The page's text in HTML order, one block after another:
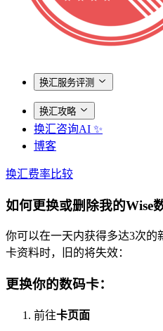
换汇服务评测
换汇攻略
换汇咨询AI ✨
博客
换汇费率比较
如何更换或删除我的Wise
你可以在一天内获得多达3次的
卡资料时，旧的将失效：
更换你的数码卡：
前往卡页面